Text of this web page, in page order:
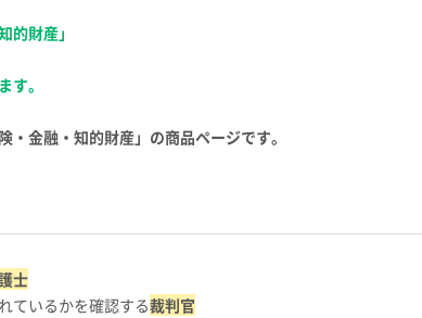
財産」
。
金融・知的財産」の商品ページです。
士
ているかを確認する裁判官